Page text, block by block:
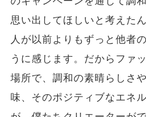
思い出してほしいと考えた
人が以前よりもずっと他者
うに感じます。だからファ
場所で、調和の素晴らしさ
味、そのポジティブなエネ